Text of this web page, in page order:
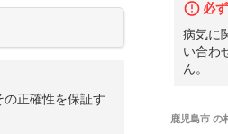
正確性を保証す
必
病気に
い合わ
ん。
鹿児島市の